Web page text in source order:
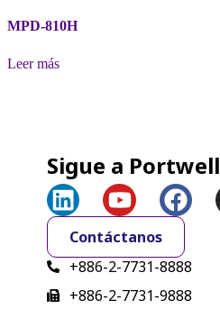
MPD-810H
Leer más
Sigue a Portwell
Contáctanos
+886-2-7731-8888
+886-2-7731-9888